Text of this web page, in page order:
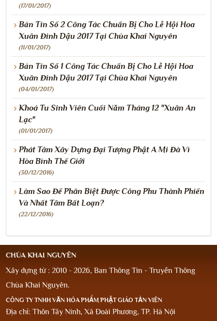
(17/01/2017)
Bản Tin Số 2 Công Tác Chuẩn Bị Cho Lễ Hội Hoa
Xuân Đinh Dậu 2017 Tại Chùa Khai Nguyên
(11/01/2017)
Bản Tin Số 1 Công Tác Chuẩn Bị Cho Lễ Hội Hoa
Xuân Đinh Dậu 2017 Tại Chùa Khai Nguyên
(04/01/2017)
Khoá Tu Sinh Viên Cuối Năm Tháng 12 "Xuân An
Lạc"
(01/01/2017)
Phát Tâm Xây Dựng Đại Tượng Phật A Mi Đà Vì
Hòa Bình Thế Giới
(30/12/2016)
Làm Sao Để Phân Biệt Được Công Phu Thành Phiến
Và Nhất Tâm Bất Loạn?
(22/12/2016)
CHÙA KHAI NGUYÊN
Xây dựng từ : 2010 - 2026, Ban Thông Tin - Truyền Thông
Chùa Khai Nguyên.
CÔNG TY TNHH VĂN HÓA PHẨM PHẬT GIÁO TẢN VIÊN
Địa chỉ: Thôn Tây Ninh, Xã Đoài Phương, TP. Hà Nội